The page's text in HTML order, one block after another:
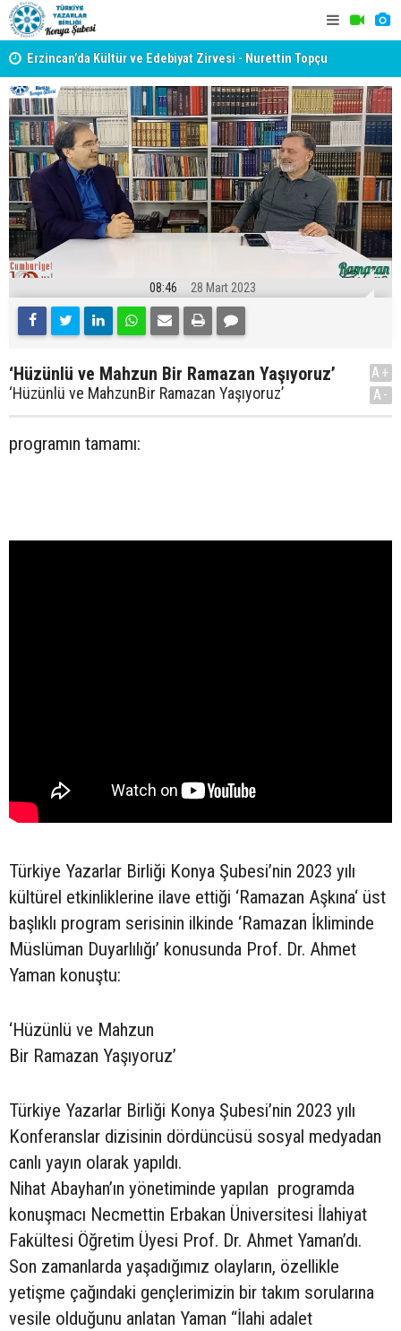
Erzincan’da Kültür ve Edebiyat Zirvesi - Nurettin Topçu
Sokağı Açılışı
08:46 28 Mart 2023
‘Hüzünlü ve Mahzun Bir Ramazan Yaşıyoruz’
‘Hüzünlü ve MahzunBir Ramazan Yaşıyoruz’
A+
A-
programın tamamı:
Türkiye Yazarlar Birliği Konya Şubesi’nin 2023 yılı
kültürel etkinliklerine ilave ettiği ‘Ramazan Aşkına‘ üst
başlıklı program serisinin ilkinde ‘Ramazan İkliminde
Müslüman Duyarlılığı’ konusunda Prof. Dr. Ahmet
Yaman konuştu:
‘Hüzünlü ve Mahzun
Bir Ramazan Yaşıyoruz’
Türkiye Yazarlar Birliği Konya Şubesi’nin 2023 yılı
Konferanslar dizisinin dördüncüsü sosyal medyadan
canlı yayın olarak yapıldı.
Nihat Abayhan’ın yönetiminde yapılan programda
konuşmacı Necmettin Erbakan Üniversitesi İlahiyat
Fakültesi Öğretim Üyesi Prof. Dr. Ahmet Yaman’dı.
Son zamanlarda yaşadığımız olayların, özellikle
yetişme çağındaki gençlerimizin bir takım sorularına
vesile olduğunu anlatan Yaman “İlahi adalet